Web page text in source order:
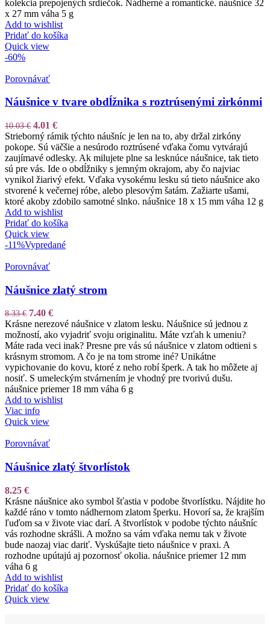
kolekcia prepojených srdiečok. Nádherné a romantické. náušnice 32
x 27 mm váha 5 g
Add to wishlist
Pridať do košíka
Quick view
-60%
Porovnávať
Náušnice v tvare obdĺžnika s roztrúsenými zirkónmi
10.03€ 4.01 €
Strieborný rámik týchto náušníc je len na to, aby držal zirkóny
pokope. Sú väčšie a nesúrodo roztrúsené vďaka čomu vytvárajú
zaujímavé odlesky. Ak milujete plne sa lesknúce náušnice, tak tieto
sú pre vás. Ide o obdĺžniky s jemným okrajom, aby čo najviac
vynikol žiarivý efekt. Vďaka vysokému lesku sú tieto náušnice ako
stvorené k večernej róbe, alebo plesovým šatám. Zažiarte ušami,
ktoré akoby zdobilo samotné slnko. náušnice 18 x 15 mm váha 12 g
Add to wishlist
Pridať do košíka
Quick view
-11%Vypredané
Porovnávať
Náušnice zlatý strom
8.33€ 7.40 €
Krásne nerezové náušnice v zlatom lesku. Náušnice sú jednou z
možností, ako vyjadriť svoju originalitu. Máte vzťah k umeniu?
Máte rada veci inak? Presne pre vás sú náušnice v zlatom odtieni s
krásnym stromom. A čo je na tom strome iné? Unikátne
vypichovanie do kovu, ktoré z neho robí šperk. A tak ho môžete aj
nosiť. S umeleckým stvárnením je vhodný pre tvorivú dušu.
náušnice priemer 18 mm váha 6 g
Add to wishlist
Viac info
Quick view
Porovnávať
Náušnice zlatý štvorlístok
8.25 €
Krásne náušnice ako symbol šťastia v podobe štvorlístku. Nájdite ho
každé ráno v tomto nádhernom zlatom šperku. Hovorí sa, že krajším
ľuďom sa v živote viac darí. A štvorlístok v podobe týchto náušníc
vás rozhodne skrášli. A možno sa vám vďaka nemu tak v živote
bude naozaj viac dariť. Vyskúšajte tieto náušnice v praxi. A
rozhodne upútajú aj pozornosť okolia. náušnice priemer 12 mm
váha 6 g
Add to wishlist
Pridať do košíka
Quick view